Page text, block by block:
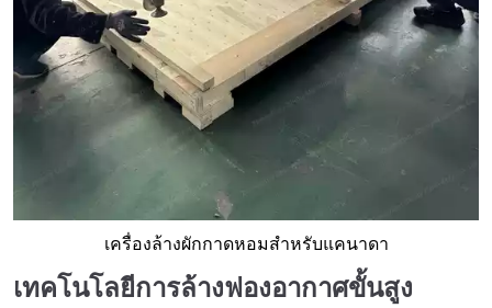
เครื่องล้างผักกาดหอมสำหรับแคนาดา
เทคโนโลยีการล้างฟองอากาศขั้นสูง